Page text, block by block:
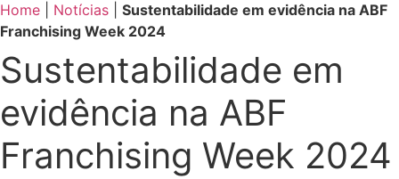
Home Notícias
Sustentabilidade em evidência na ABF
Franchising Week 2024
Sustentabilidade em
evidência na ABF
Franchising Week 2024